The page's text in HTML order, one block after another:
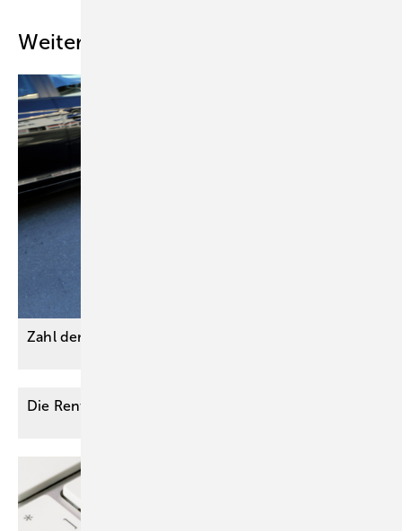
Weitere Inhalte
Zahl der Schulwegunfälle
Die Renten- oder